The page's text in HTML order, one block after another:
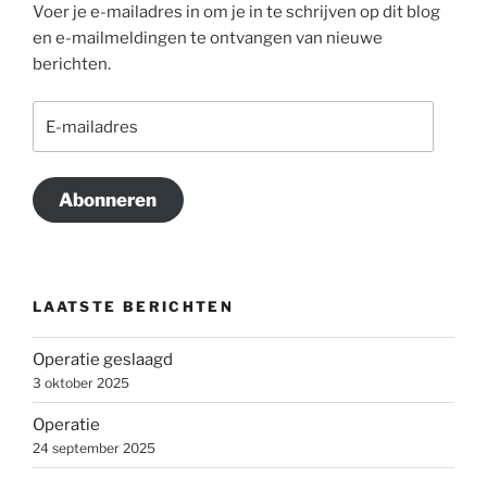
Voer je e-mailadres in om je in te schrijven op dit blog
en e-mailmeldingen te ontvangen van nieuwe
berichten.
Abonneren
LAATSTE BERICHTEN
Operatie geslaagd
3 oktober 2025
Operatie
24 september 2025